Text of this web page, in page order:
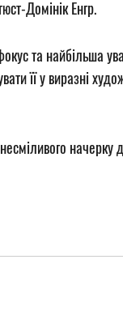
Домінік Енгр.
та найбільша
її у виразні
начерку